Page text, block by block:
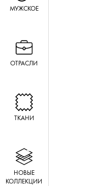
МУЖСКОЕ
ОТРАСЛИ
ТКАНИ
НОВЫЕ
КОЛЛЕКЦИИ